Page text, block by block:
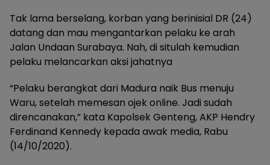
Tak lama berselang, korban yang berinisial DR (24)
datang dan mau mengantarkan pelaku ke arah
Jalan Undaan Surabaya. Nah, di situlah kemudian
pelaku melancarkan aksi jahatnya
“Pelaku berangkat dari Madura naik Bus menuju
Waru, setelah memesan ojek online. Jadi sudah
direncanakan,” kata Kapolsek Genteng, AKP Hendry
Ferdinand Kennedy kepada awak media, Rabu
(14/10/2020).